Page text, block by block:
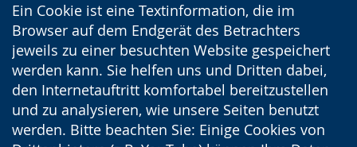
Ein Cookie ist eine Textinformation, die im
Browser auf dem Endgerät des Betrachters
jeweils zu einer besuchten Website gespeichert
werden kann. Sie helfen uns und Dritten dabei,
den Internetauftritt komfortabel bereitzustellen
und zu analysieren, wie unsere Seiten benutzt
werden. Bitte beachten Sie: Einige Cookies von